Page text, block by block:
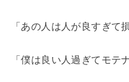
「あの人は人が良すぎて
「僕は良い人過ぎてモテ